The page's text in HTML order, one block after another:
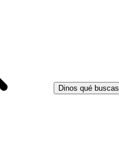
Dinos qué buscas